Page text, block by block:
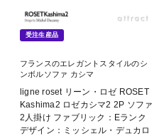
受注生産品
フランスのエレガントスタイルのシ
ンボルソファ カシマ
ligne roset リーン・ロゼ ROSET
Kashima2 ロゼカシマ2 2P ソファ
2人掛け ファブリック：Eランク
デザイン：ミッシェル・デュカロ